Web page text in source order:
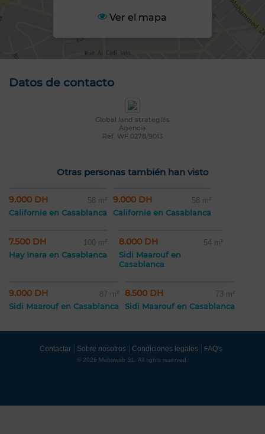
Ver el mapa
Datos de contacto
Global land strategies
Agencia
Ref. WF 0278/9013
Otras personas también han visto
9.000 DH 58 m²
Californie en Casablanca
9.000 DH 58 m²
Californie en Casablanca
7.500 DH 100 m²
Hay Inara en Casablanca
8.000 DH 54 m²
Sidi Maarouf en
Casablanca
9.000 DH 87 m²
Sidi Maarouf en Casablanca
8.500 DH 73 m²
Sidi Maarouf en Casablanca
Contactar Sobre nosotros Condiciones legales FAQ's
© 2026 Mubawab SL. All rights reserved.